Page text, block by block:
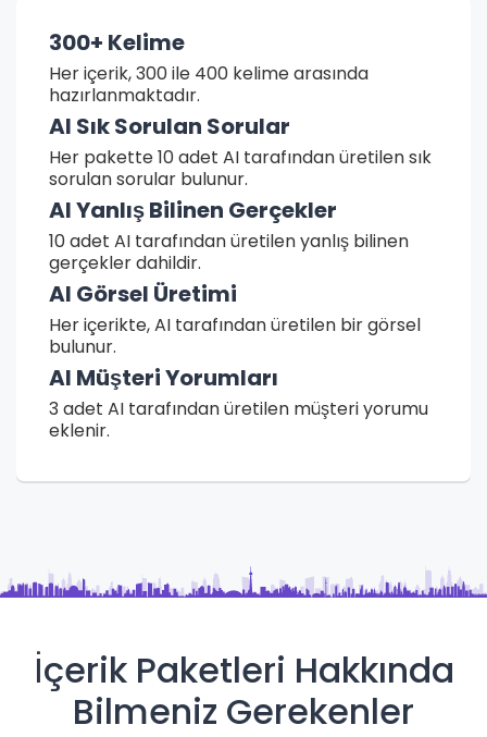
300+ Kelime
Her içerik, 300 ile 400 kelime arasında
hazırlanmaktadır.
AI Sık Sorulan Sorular
Her pakette 10 adet AI tarafından üretilen sık
sorulan sorular bulunur.
AI Yanlış Bilinen Gerçekler
10 adet AI tarafından üretilen yanlış bilinen
gerçekler dahildir.
AI Görsel Üretimi
Her içerikte, AI tarafından üretilen bir görsel
bulunur.
AI Müşteri Yorumları
3 adet AI tarafından üretilen müşteri yorumu
eklenir.
İçerik Paketleri Hakkında
Bilmeniz Gerekenler